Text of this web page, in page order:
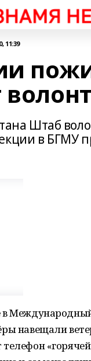
11:39
Штаб
в БГМУ
навещали